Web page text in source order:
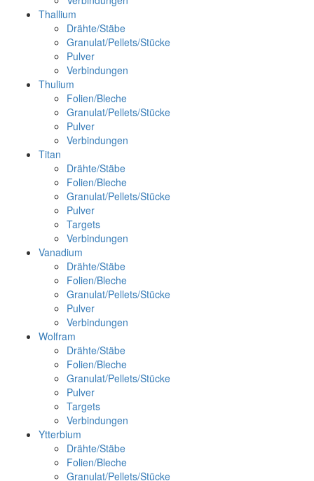
Thallium
Drähte/Stäbe
Granulat/Pellets/Stücke
Pulver
Verbindungen
Thulium
Folien/Bleche
Granulat/Pellets/Stücke
Pulver
Verbindungen
Titan
Drähte/Stäbe
Folien/Bleche
Granulat/Pellets/Stücke
Pulver
Targets
Verbindungen
Vanadium
Drähte/Stäbe
Folien/Bleche
Granulat/Pellets/Stücke
Pulver
Verbindungen
Wolfram
Drähte/Stäbe
Folien/Bleche
Granulat/Pellets/Stücke
Pulver
Targets
Verbindungen
Ytterbium
Drähte/Stäbe
Folien/Bleche
Granulat/Pellets/Stücke